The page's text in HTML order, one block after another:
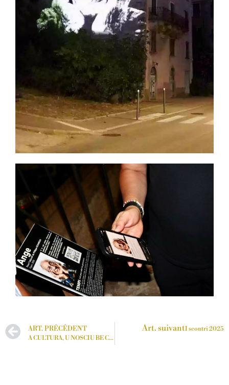
ART. PRÉCÉDENT
A CULTURA, U NOSCIU BE CUMUNU
Art. suivantI scontri 2025